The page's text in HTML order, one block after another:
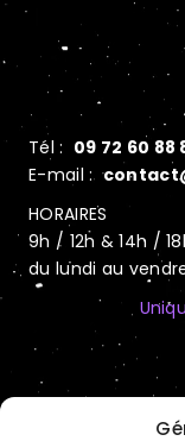
Tél : 09 72 60 88
E-mail :
HORAIRES
9h / 12h & 14h /
du lundi au